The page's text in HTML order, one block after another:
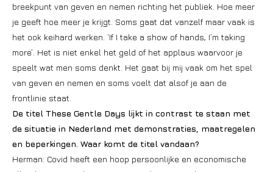
breekpunt van geven en nemen richting het publiek. Hoe meer
je geeft hoe meer je krijgt. Soms gaat dat vanzelf maar vaak is
het ook keihard werken. ‘If I take a show of hands, I’m taking
more’. Het is niet enkel het geld of het applaus waarvoor je
speelt wat men soms denkt. Het gaat bij mij vaak om het spel
van geven en nemen en soms voelt dat alsof je aan de
frontlinie staat.
De titel These Gentle Days lijkt in contrast te staan met
de situatie in Nederland met demonstraties, maatregelen
en beperkingen. Waar komt de titel vandaan?
Herman: Covid heeft een hoop persoonlijke en economische